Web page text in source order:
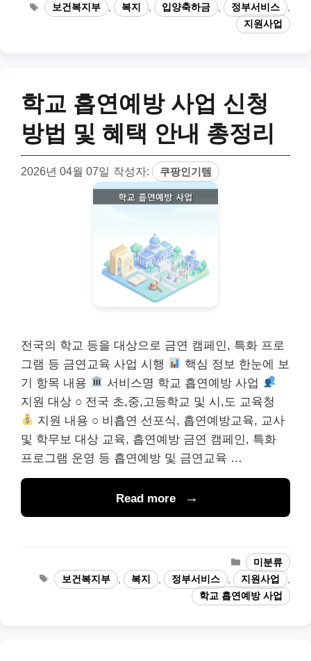
고
리
태
그
보건복지부 , 복지 , 입양축하금 , 정부서비스
,
지원사업
학교 흡연예방 사업 신청
방법 및 혜택 안내 총정리
2026년 04월 07일 작성자: 쿠팡인기템
전국의 학교 등을 대상으로 금연 캠페인, 특화 프로
그램 등 금연교육 사업 시행
핵심 정보 한눈에 보
기 항목 내용
서비스명 학교 흡연예방 사업
지원 대상 ○ 전국 초,중,고등학교 및 시,도 교육청
지원 내용 ○ 비흡연 선포식, 흡연예방교육, 교사
및 학무보 대상 교육, 흡연예방 금연 캠페인, 특화
프로그램 운영 등 흡연예방 및 금연교육 …
Read more
카
테
고
리
미분류
태
그
보건복지부 복지 정부서비스 지원사업
학교 흡연예방 사업